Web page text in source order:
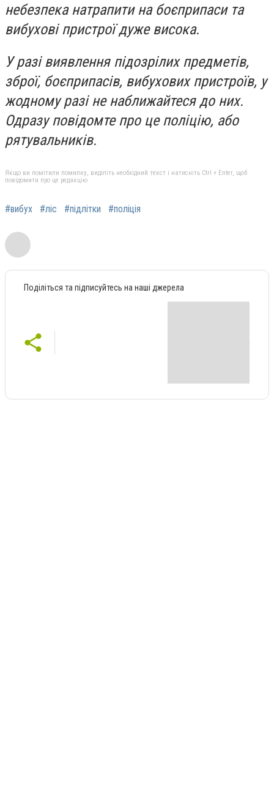
небезпека натрапити на боєприпаси та
вибухові пристрої дуже висока.
У разі виявлення підозрілих предметів,
зброї, боєприпасів, вибухових пристроїв, у
жодному разі не наближайтеся до них.
Одразу повідомте про це поліцію, або
рятувальників.
Якщо ви помітили помилку, виділіть необхідний текст і натисніть Ctrl + Enter, щоб
повідомити про це редакцію
#вибух #ліс #підлітки #поліція
Поділіться та підписуйтесь на наші джерела